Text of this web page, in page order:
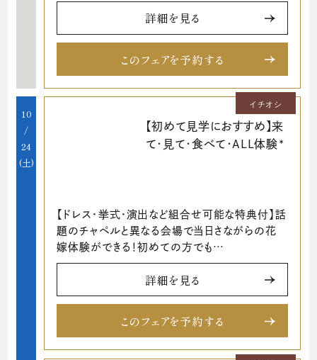
詳細を見る
このフェアを予約する
10
/
24
(土)
イチオシ
【初めて見学におすすめ】来
て･見て･食べて･ALL体験*
【ドレス・挙式・演出など組合せ可能な特典付】話
題のチャペルと異なる会場で当日さながらの花
嫁体験ができる！初めての方でも…
詳細を見る
このフェアを予約する